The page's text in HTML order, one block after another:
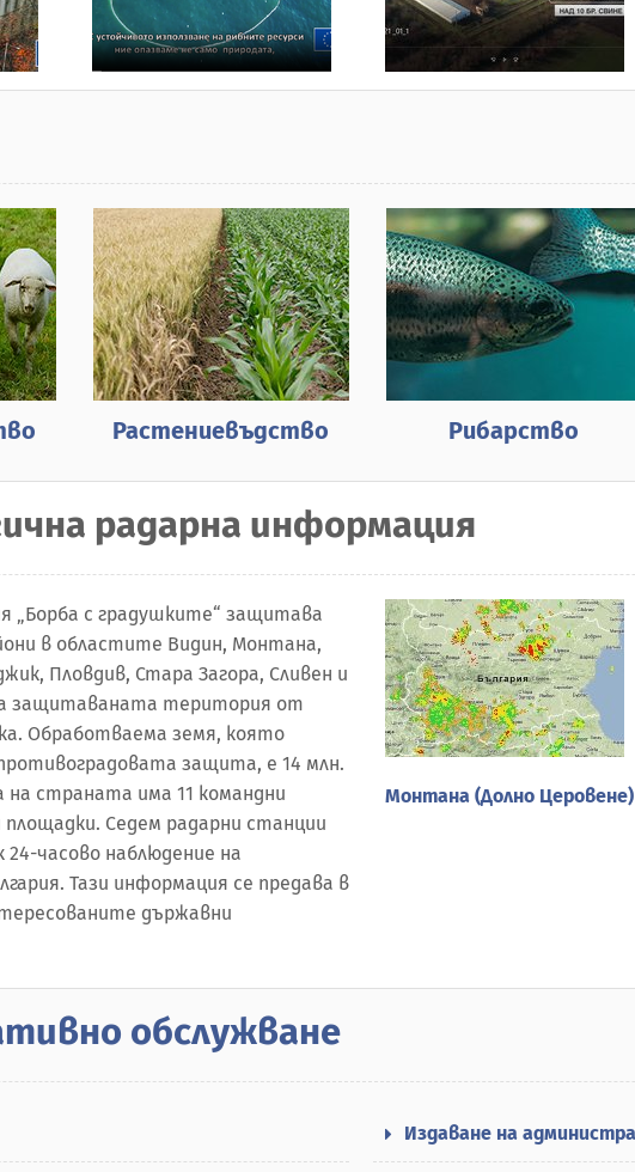
Растениевъдство Рибарство
радарна информация
„Борба с градушките“ защитава
в областите Видин, Монтана,
Пловдив, Стара Загора, Сливен и
защитаваната територия от
Обработваема земя, която
защита, е 14 млн.
страната има 11 командни
Седем радарни станции
часово наблюдение на
Тази информация се предава в
държавни
Монтана (Долно Церовене)
обслужване
Издаване на